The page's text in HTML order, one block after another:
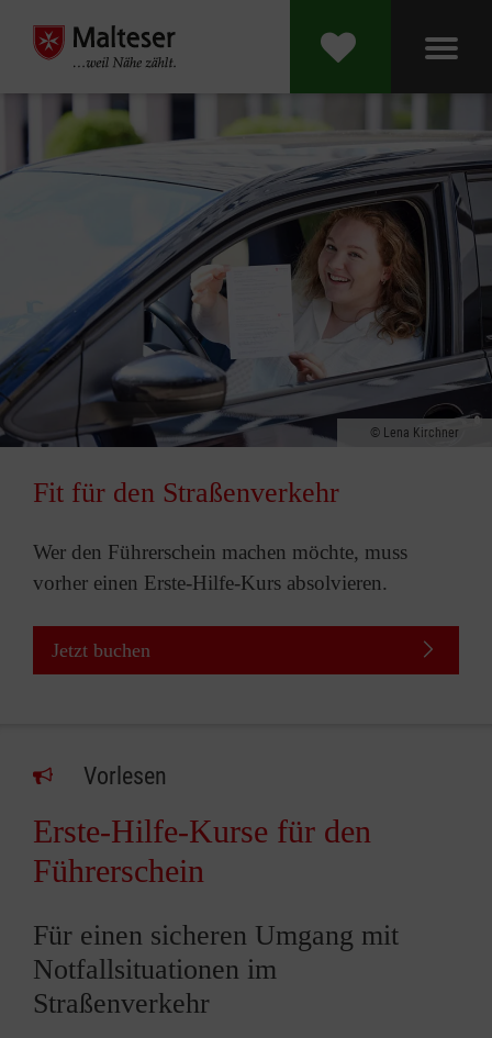
Lena Kirchner
Fit für den Straßenverkehr
Wer den Führerschein machen möchte, muss
vorher einen Erste-Hilfe-Kurs absolvieren.
Jetzt buchen
Vorlesen
Erste-Hilfe-Kurse für den
Führerschein
Für einen sicheren Umgang mit
Notfallsituationen im
Straßenverkehr